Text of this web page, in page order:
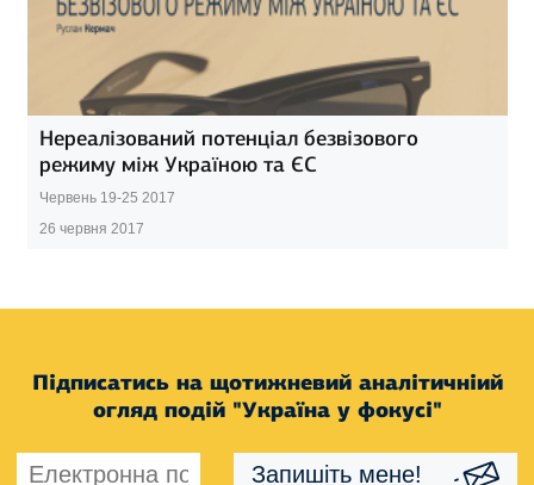
Нереалізований потенціал безвізового
режиму між Україною та ЄС
Червень 19-25 2017
26 червня 2017
Підписатись на щотижневий аналітичніий
огляд подій "Україна у фокусі"
Запишіть мене!